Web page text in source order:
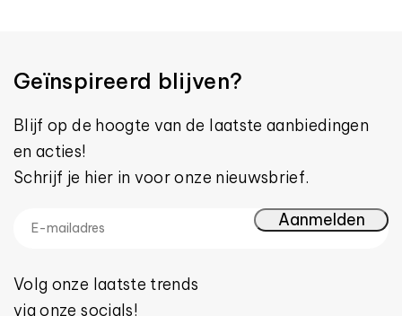
Geïnspireerd blijven?
Blijf op de hoogte van de laatste aanbiedingen
en acties!
Schrijf je hier in voor onze nieuwsbrief.
Volg onze laatste trends
via onze socials!